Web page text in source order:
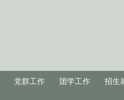
党群工作 团学工作 招生